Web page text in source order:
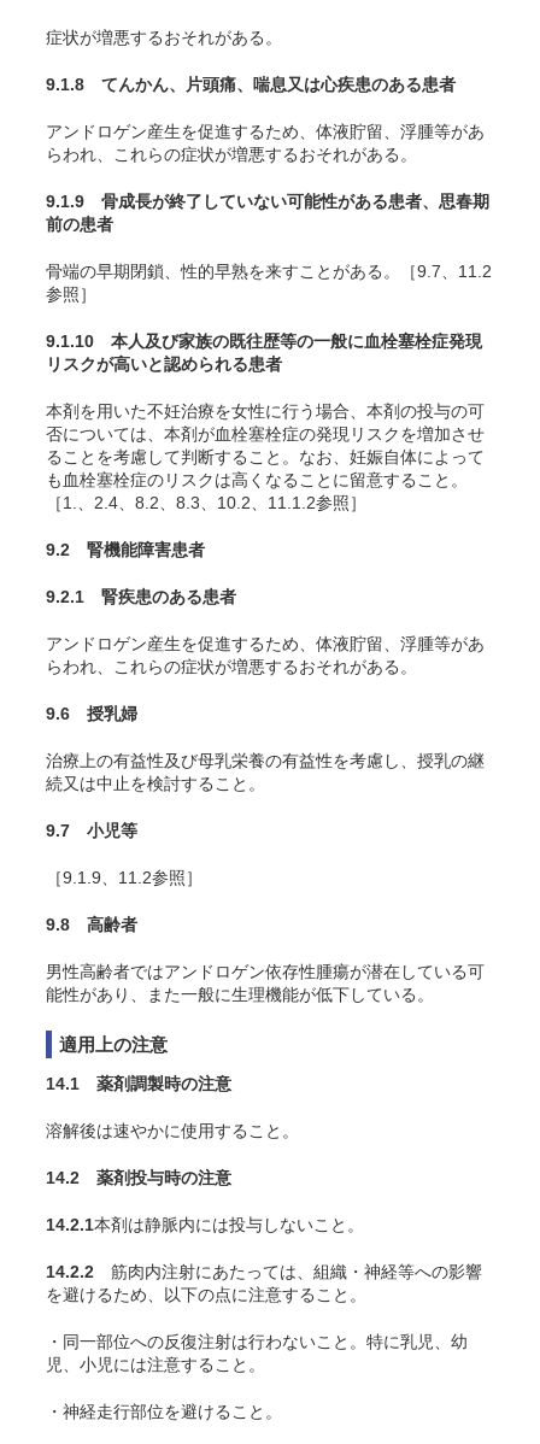
症状が増悪するおそれがある。
9.1.8 てんかん、片頭痛、喘息又は心疾患のある患者
アンドロゲン産生を促進するため、体液貯留、浮腫等があ
らわれ、これらの症状が増悪するおそれがある。
9.1.9 骨成長が終了していない可能性がある患者、思春期
前の患者
骨端の早期閉鎖、性的早熟を来すことがある。［9.7、11.2
参照］
9.1.10 本人及び家族の既往歴等の一般に血栓塞栓症発現
リスクが高いと認められる患者
本剤を用いた不妊治療を女性に行う場合、本剤の投与の可
否については、本剤が血栓塞栓症の発現リスクを増加させ
ることを考慮して判断すること。なお、妊娠自体によって
も血栓塞栓症のリスクは高くなることに留意すること。
［1.、2.4、8.2、8.3、10.2、11.1.2参照］
9.2 腎機能障害患者
9.2.1 腎疾患のある患者
アンドロゲン産生を促進するため、体液貯留、浮腫等があ
らわれ、これらの症状が増悪するおそれがある。
9.6 授乳婦
治療上の有益性及び母乳栄養の有益性を考慮し、授乳の継
続又は中止を検討すること。
9.7 小児等
［9.1.9、11.2参照］
9.8 高齢者
男性高齢者ではアンドロゲン依存性腫瘍が潜在している可
能性があり、また一般に生理機能が低下している。
適用上の注意
14.1 薬剤調製時の注意
溶解後は速やかに使用すること。
14.2 薬剤投与時の注意
14.2.1本剤は静脈内には投与しないこと。
14.2.2 筋肉内注射にあたっては、組織・神経等への影響
を避けるため、以下の点に注意すること。
・同一部位への反復注射は行わないこと。特に乳児、幼
児、小児には注意すること。
・神経走行部位を避けること。